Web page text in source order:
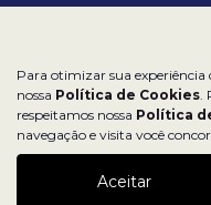
Para otimizar sua experiência
nossa Política de Cookies.
respeitamos nossa Política
navegação e visita você
Aceitar